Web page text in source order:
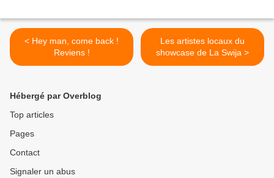
< Hey man, come back !
Reviens !
Les artistes locaux du
showcase de La Swija >
Hébergé par Overblog
Top articles
Pages
Contact
Signaler un abus